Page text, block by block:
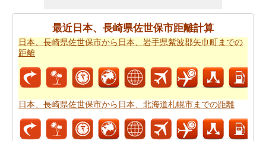
日本、長崎県佐世保市から日本、長崎県東彼杵郡波佐
見町までの旅行するんです。
道路走行は疲れて感じますか。飛行機で飛びてかかる時
間は知りたいんですか。 日本、長崎県佐世保市から日
本、長崎県東彼杵郡波佐見町までの飛行時間 チェックし
ます。
それはあなたの旅のルートを計画するのは面倒ですか？
このルートプランナーは、日本、長崎県佐世保市から日
最近日本、長崎県佐世保市距離計算
日本、長崎県佐世保市から日本、岩手県紫波郡矢巾町までの
距離
日本、長崎県佐世保市から日本、北海道札幌市までの距離